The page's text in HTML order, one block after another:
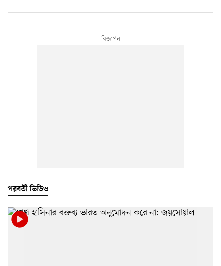
পরবর্তী ভিডিও